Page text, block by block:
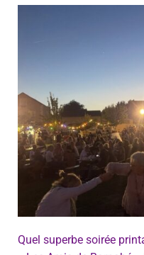
Quel superbe soirée